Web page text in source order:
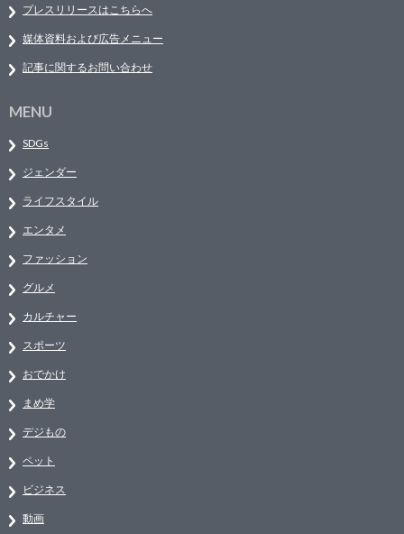
プレスリリースはこちらへ
媒体資料および広告メニュー
記事に関するお問い合わせ
MENU
SDGs
ジェンダー
ライフスタイル
エンタメ
ファッション
グルメ
カルチャー
スポーツ
おでかけ
まめ学
デジもの
ペット
ビジネス
動画